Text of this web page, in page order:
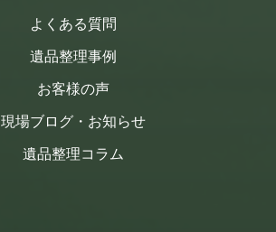
よくある質問
遺品整理事例
お客様の声
現場ブログ・お知らせ
遺品整理コラム